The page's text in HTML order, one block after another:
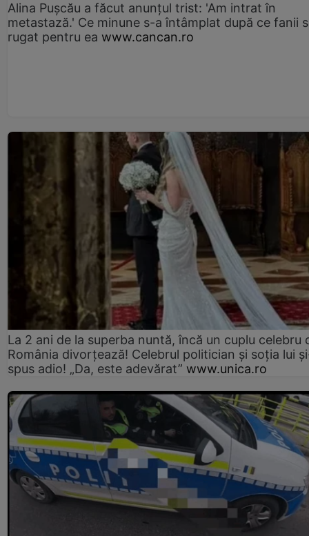
Alina Pușcău a făcut anunțul trist: 'Am intrat în
metastază.' Ce minune s-a întâmplat după ce fanii
rugat pentru ea www.cancan.ro
La 2 ani de la superba nuntă, încă un cuplu celebru
România divorțează! Celebrul politician și soția lui
spus adio! „Da, este adevărat” www.unica.ro